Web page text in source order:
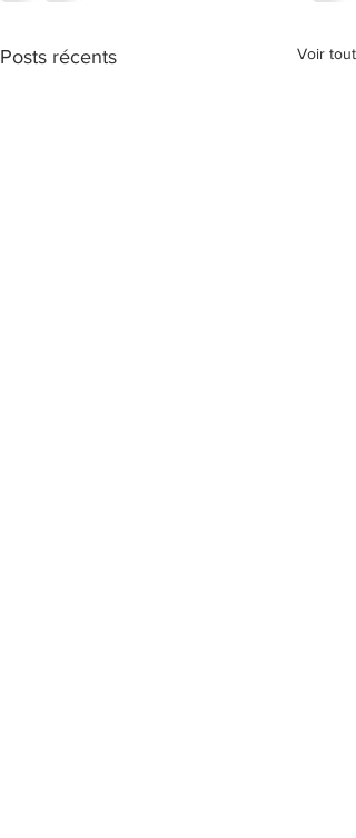
Posts récents Voir tout